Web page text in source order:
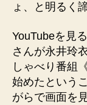
ょ、と明るく
YouTubeを見
さんが永井玲
しゃべり番組
始めたという
がらで画面を